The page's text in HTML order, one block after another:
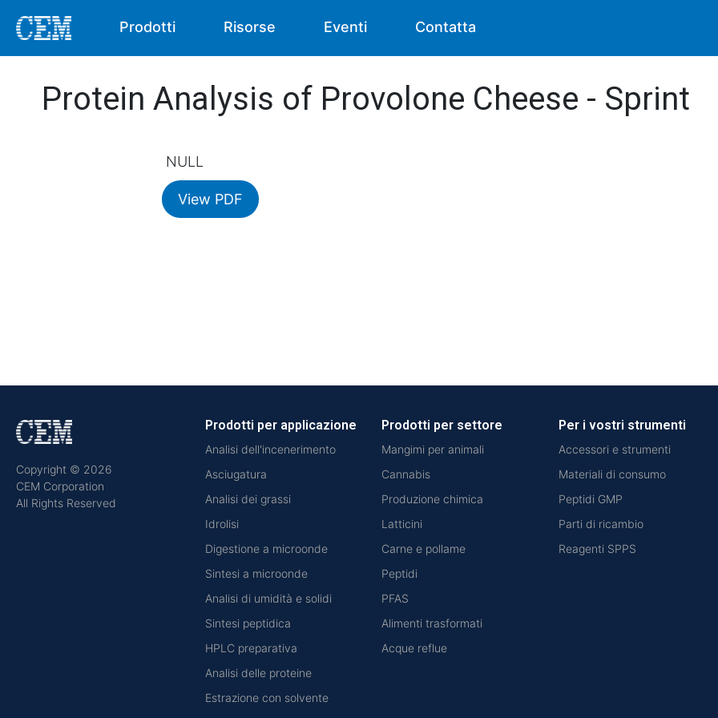
Prodotti Risorse Eventi Contatta
Protein Analysis of Provolone Cheese - Sprint
NULL
View PDF
Copyright © 2026
CEM Corporation
All Rights Reserved
Prodotti per applicazione
Analisi dell'incenerimento
Asciugatura
Analisi dei grassi
Idrolisi
Digestione a microonde
Sintesi a microonde
Analisi di umidità e solidi
Sintesi peptidica
HPLC preparativa
Analisi delle proteine
Estrazione con solvente
Prodotti per settore
Mangimi per animali
Cannabis
Produzione chimica
Latticini
Carne e pollame
Peptidi
PFAS
Alimenti trasformati
Acque reflue
Per i vostri strumenti
Accessori e strumenti
Materiali di consumo
Peptidi GMP
Parti di ricambio
Reagenti SPPS